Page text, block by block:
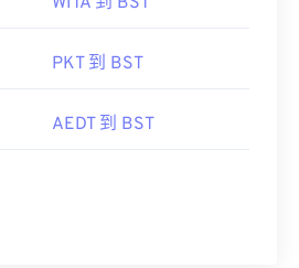
PKT 到 BST
AEDT 到 BST